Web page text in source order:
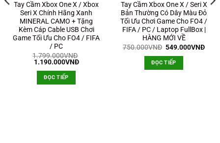
Tay Cầm Xbox One X / Xbox
Seri X Chính Hãng Xanh
MINERAL CAMO + Tặng
Kèm Cáp Cable USB Chơi
Game Tối Ưu Cho FO4 / FIFA
/ PC
1.799.000VNĐ
Giá
1.799.000VNĐ.
1.190.000VNĐGiá
ĐỌC TIẾP
Tay Cầm Xbox One X / Seri X
Bản Thường Có Dây Màu Đỏ
Tối Ưu Chơi Game Cho FO4 /
FIFA / PC / Laptop FullBox |
HÀNG MỚI VỀ
750.000VNĐ Giá
là:
750.000VNĐ.
549.000VNĐGiá
ĐỌC TIẾP